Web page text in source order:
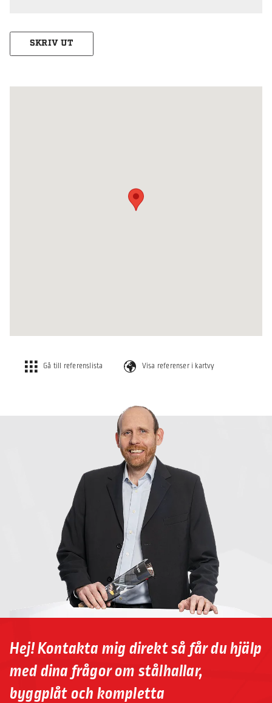
SKRIV UT
Gå till referenslista Visa referenser i kartvy
Hej! Kontakta mig direkt så får du hjälp
med dina frågor om stålhallar,
byggplåt och kompletta